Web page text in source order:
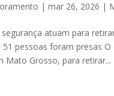
|mar 26, 2026 |
segurança atuam para
51 pessoas foram presas
Mato Grosso, para retirar...